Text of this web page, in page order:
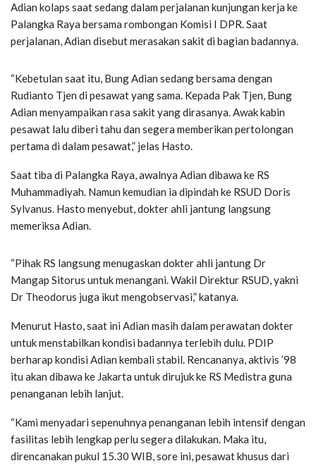
Adian kolaps saat sedang dalam perjalanan kunjungan kerja ke
Palangka Raya bersama rombongan Komisi I DPR. Saat
perjalanan, Adian disebut merasakan sakit di bagian badannya.
“Kebetulan saat itu, Bung Adian sedang bersama dengan
Rudianto Tjen di pesawat yang sama. Kepada Pak Tjen, Bung
Adian menyampaikan rasa sakit yang dirasanya. Awak kabin
pesawat lalu diberi tahu dan segera memberikan pertolongan
pertama di dalam pesawat,” jelas Hasto.
Saat tiba di Palangka Raya, awalnya Adian dibawa ke RS
Muhammadiyah. Namun kemudian ia dipindah ke RSUD Doris
Sylvanus. Hasto menyebut, dokter ahli jantung langsung
memeriksa Adian.
“Pihak RS langsung menugaskan dokter ahli jantung Dr
Mangap Sitorus untuk menangani. Wakil Direktur RSUD, yakni
Dr Theodorus juga ikut mengobservasi,” katanya.
Menurut Hasto, saat ini Adian masih dalam perawatan dokter
untuk menstabilkan kondisi badannya terlebih dulu. PDIP
berharap kondisi Adian kembali stabil. Rencananya, aktivis ’98
itu akan dibawa ke Jakarta untuk dirujuk ke RS Medistra guna
penanganan lebih lanjut.
“Kami menyadari sepenuhnya penanganan lebih intensif dengan
fasilitas lebih lengkap perlu segera dilakukan. Maka itu,
direncanakan pukul 15.30 WIB, sore ini, pesawat khusus dari